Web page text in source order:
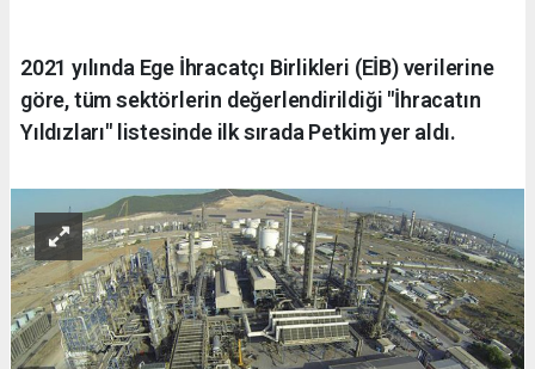
2021 yılında Ege İhracatçı Birlikleri (EİB) verilerine
göre, tüm sektörlerin değerlendirildiği "İhracatın
Yıldızları" listesinde ilk sırada Petkim yer aldı.